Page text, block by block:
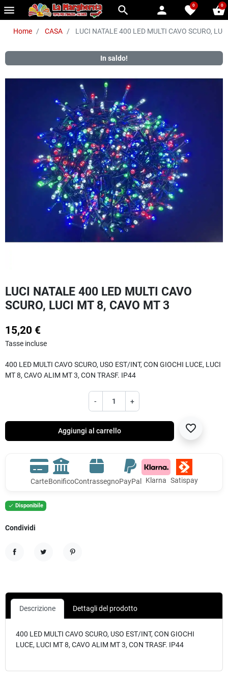
menu search person favorite
0 shopping_basket
0
Home CASA LUCI NATALE 400 LED MULTI CAVO SCURO,
In saldo!
LUCI NATALE 400 LED MULTI CAVO
SCURO, LUCI MT 8, CAVO MT 3
15,20 €
Tasse incluse
400 LED MULTI CAVO SCURO, USO EST/INT, CON GIOCHI LUCE, LUCI
MT 8, CAVO ALIM MT 3, CON TRASF. IP44
- +
Aggiungi al carrello favorite_border
CarteBonificoContrassegnoPayPal Klarna Satispay
 Disponibile
Condividi
Descrizione Dettagli del prodotto
400 LED MULTI CAVO SCURO, USO EST/INT, CON GIOCHI
LUCE, LUCI MT 8, CAVO ALIM MT 3, CON TRASF. IP44